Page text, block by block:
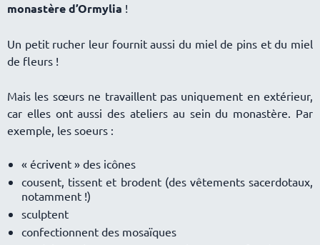
monastère d’Ormylia !
Un petit rucher leur fournit aussi du miel de pins et du miel
de fleurs !
Mais les sœurs ne travaillent pas uniquement en extérieur,
car elles ont aussi des ateliers au sein du monastère. Par
exemple, les soeurs :
« écrivent » des icônes
cousent, tissent et brodent (des vêtements sacerdotaux,
notamment !)
sculptent
confectionnent des mosaïques